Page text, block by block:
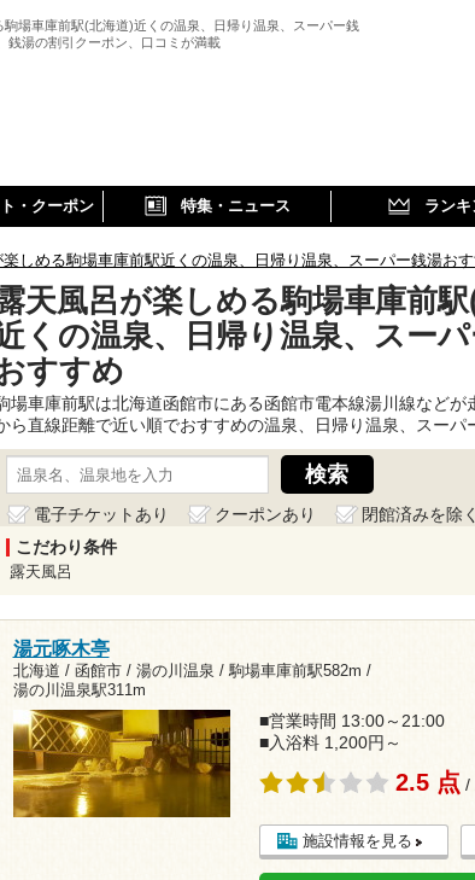
駒場車庫前駅(北海道)近くの温泉、日帰り温泉、スーパー銭
銭湯の割引クーポン、口コミが満載
・クーポン 特集・ニュース ラン
楽しめる駒場車庫前駅近くの温泉、日帰り温泉、スーパー銭湯お
天風呂が楽しめる駒場車庫前
くの温泉、日帰り温泉、スー
すすめ
場車庫前駅は北海道函館市にある函館市電本線湯川線など
ら直線距離で近い順でおすすめの温泉、日帰り温泉、スーパ
電子チケットあり クーポンあり
閉館済みを除く
こだわり条件
露天風呂
湯元啄木亭
北海道 / 函館市 / 湯の川温泉 /駒場車庫前駅582m /
湯の川温泉駅311m
■営業時間 13:00～21:00
■入浴料 1,200円～
2.5 点 /
施設情報を見る